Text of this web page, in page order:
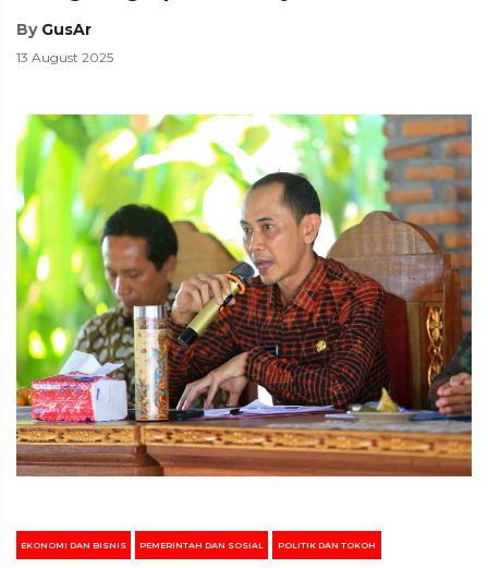
By GusAr
13 August 2025
EKONOMI DAN BISNIS PEMERINTAH DAN SOSIAL POLITIK DAN TOKOH